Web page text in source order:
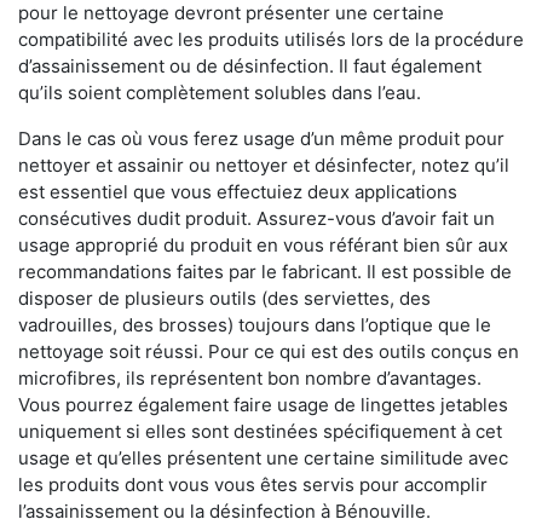
pour le nettoyage devront présenter une certaine
compatibilité avec les produits utilisés lors de la procédure
d’assainissement ou de désinfection. Il faut également
qu’ils soient complètement solubles dans l’eau.
Dans le cas où vous ferez usage d’un même produit pour
nettoyer et assainir ou nettoyer et désinfecter, notez qu’il
est essentiel que vous effectuiez deux applications
consécutives dudit produit. Assurez-vous d’avoir fait un
usage approprié du produit en vous référant bien sûr aux
recommandations faites par le fabricant. Il est possible de
disposer de plusieurs outils (des serviettes, des
vadrouilles, des brosses) toujours dans l’optique que le
nettoyage soit réussi. Pour ce qui est des outils conçus en
microfibres, ils représentent bon nombre d’avantages.
Vous pourrez également faire usage de lingettes jetables
uniquement si elles sont destinées spécifiquement à cet
usage et qu’elles présentent une certaine similitude avec
les produits dont vous vous êtes servis pour accomplir
l’assainissement ou la désinfection à Bénouville.